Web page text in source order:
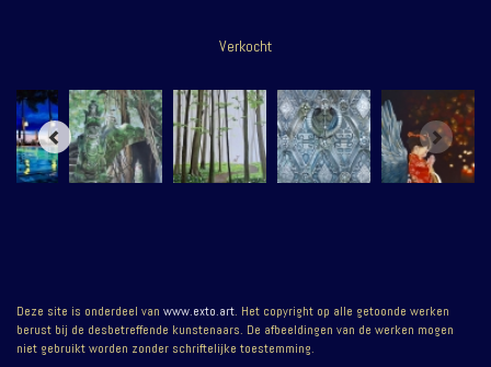
Verkocht
Deze site is onderdeel van www.exto.art. Het copyright op alle getoonde werken
berust bij de desbetreffende kunstenaars. De afbeeldingen van de werken mogen
niet gebruikt worden zonder schriftelijke toestemming.